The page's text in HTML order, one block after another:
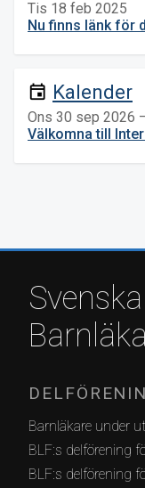
Tis 18 feb 2025
Nu finns länk för
event Kalender
Ons 30 sep 2026
Välkomna till
Svenska
Barnläkare under
BLF:s delförening
BLF:s delförening